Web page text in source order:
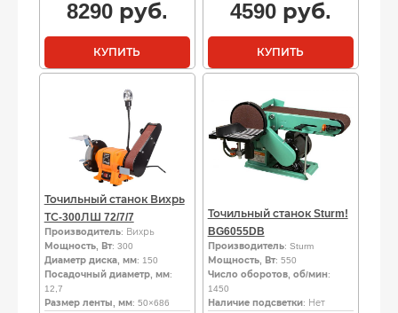
8290руб.
КУПИТЬ
4590руб.
КУПИТЬ
Точильный станок Вихрь
ТС-300ЛШ 72/7/7
Производитель: Вихрь
Мощность, Вт: 300
Диаметр диска, мм: 150
Посадочный диаметр, мм:
12,7
Размер ленты, мм: 50×686
Точильный станок Sturm!
BG6055DB
Производитель: Sturm
Мощность, Вт: 550
Число оборотов, об/мин:
1450
Наличие подсветки: Нет